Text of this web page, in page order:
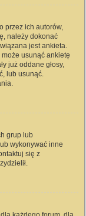
przez ich autorów,
należy dokonać
jest ankieta.
usunąć ankietę
już oddane głosy,
lub usunąć.
grup lub
wykonywać inne
się z